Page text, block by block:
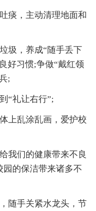
痰，主动清理地面和
圾，养成“随手丢下
好习惯;争做“戴红领
;
“礼让右行”;
上乱涂乱画，爱护校
我们的健康带来不良
的保洁带来诸多不
随手关紧水龙头，节